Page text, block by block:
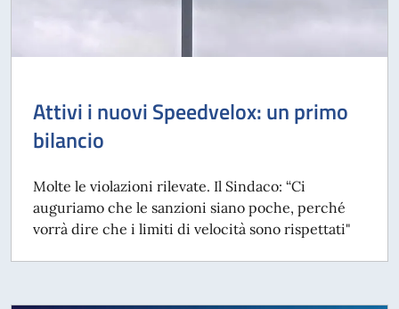
Attivi i nuovi Speedvelox: un primo
bilancio
Molte le violazioni rilevate. Il Sindaco: “Ci
auguriamo che le sanzioni siano poche, perché
vorrà dire che i limiti di velocità sono rispettati"